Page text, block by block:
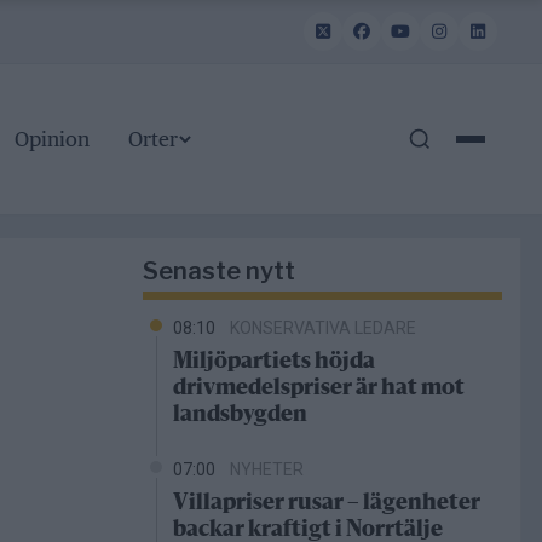
Opinion Orter
Senaste nytt
08:10 KONSERVATIVA LEDARE
Miljöpartiets höjda
drivmedelspriser är hat mot
landsbygden
07:00 NYHETER
Villapriser rusar – lägenheter
backar kraftigt i Norrtälje